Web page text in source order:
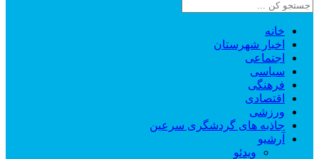
خانه
اخبار شهرستان
اجتماعی
سیاسی
فرهنگی
اقتصادی
ورزشی
جاذبه های گردشگری سرعین
آرشیو
ویدئو